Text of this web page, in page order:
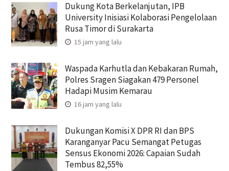
Dukung Kota Berkelanjutan, IPB
University Inisiasi Kolaborasi Pengelolaan
Rusa Timor di Surakarta
15 jam yang lalu
Waspada Karhutla dan Kebakaran Rumah,
Polres Sragen Siagakan 479 Personel
Hadapi Musim Kemarau
16 jam yang lalu
Dukungan Komisi X DPR RI dan BPS
Karanganyar Pacu Semangat Petugas
Sensus Ekonomi 2026: Capaian Sudah
Tembus 82,55%